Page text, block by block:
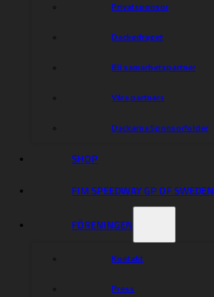
Privatsponsor
Dackedraget
Bli samarbetspartner
Våra partners
Dackarna Sponsorfolder
SHOP
FIM SPEEDWAY GP OF SWEDEN
FÖRENINGEN
Kontakt
Press